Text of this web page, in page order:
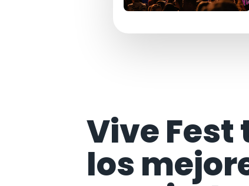
Vive Fest
los